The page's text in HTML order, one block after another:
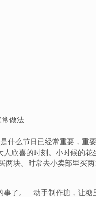
么节日已经常重要，重
人欣喜的时刻。小时候的花
两块。时常去小卖部里买
了。 动手制作糖，让糖